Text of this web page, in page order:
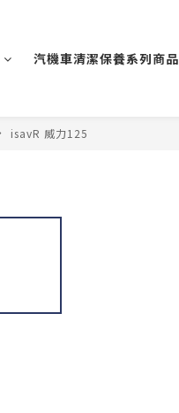
汽機車清潔保養系列商品
isavR 威力125